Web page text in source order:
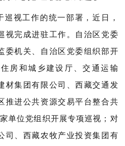
视工作的统一部署，近日，
视完成进驻工作。自治区党委
委机关、自治区党委组织部开
房和城乡建设厅、交通运输
材集团有限公司、西藏交通发
推进公共资源交易平台整合共
单位党组织开展专项巡视；对
司、西藏农牧产业投资集团有